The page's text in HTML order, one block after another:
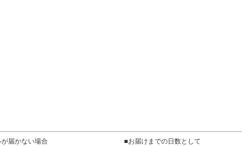
届かない場合
■お届けまでの日数として